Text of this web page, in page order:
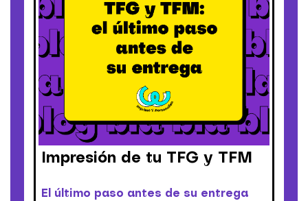
Impresión de tu TFG y TFM
El último paso antes de su entrega